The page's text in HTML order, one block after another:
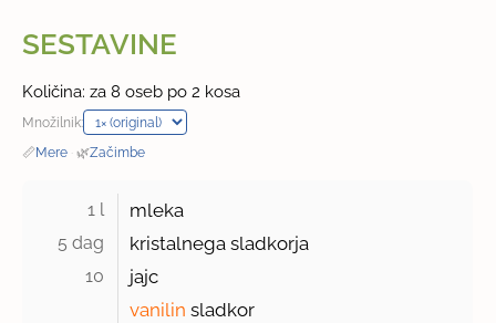
SESTAVINE
Količina: za 8 oseb po 2 kosa
Množilnik:
📏Mere · 🌿Začimbe
1 l mleka
5 dag kristalnega sladkorja
10
jajc
vanilin sladkor